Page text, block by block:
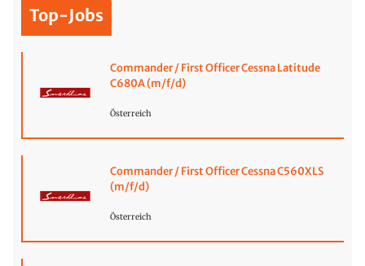
Top-Jobs
Commander / First Officer Cessna Latitude
C680A (m/f/d)
Österreich
Commander / First Officer Cessna C560XLS
(m/f/d)
Österreich